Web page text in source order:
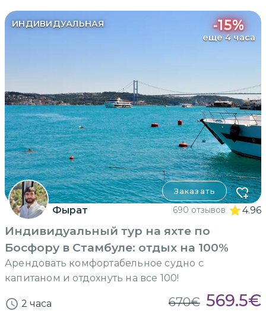
ИНДИВИДУАЛЬНАЯ -15%
еще 4 часа
Заказать
Фырат 690 отзывов 4.96
Индивидуальный тур на яхте по
Босфору в Стамбуле: отдых на 100%
Арендовать комфортабельное судно с
капитаном и отдохнуть на все 100!
2 часа 670€ 569.5€